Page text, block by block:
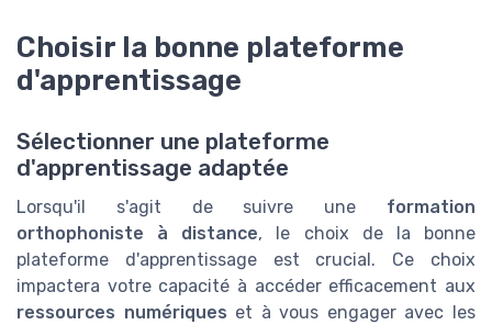
Choisir la bonne plateforme
d'apprentissage
Sélectionner une plateforme
d'apprentissage adaptée
Lorsqu'il s'agit de suivre une formation
orthophoniste à distance, le choix de la bonne
plateforme d'apprentissage est crucial. Ce choix
impactera votre capacité à accéder efficacement aux
ressources numériques et à vous engager avec les